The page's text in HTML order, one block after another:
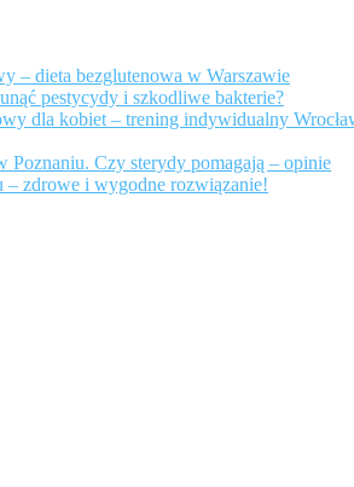
– dieta bezglutenowa w Warszawie
pestycydy i szkodliwe bakterie?
dla kobiet – trening indywidualny
Poznaniu. Czy sterydy pomagają – opinie
– zdrowe i wygodne rozwiązanie!